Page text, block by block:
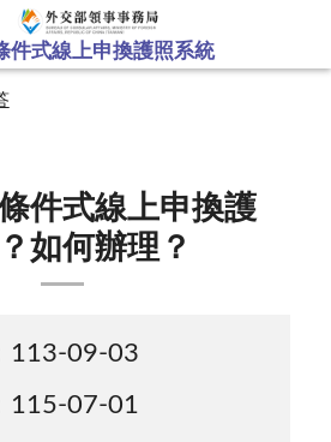
件式線上申換護照系統
件式線上申換護
如何辦理？
113-09-03
115-07-01